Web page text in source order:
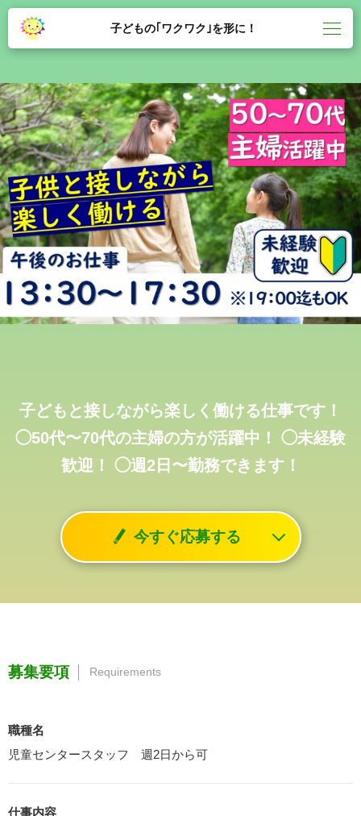
子どもの｢ワクワク｣を形に！
子どもと接しながら楽しく働ける仕事です！
◯50代〜70代の主婦の方が活躍中！
◯未経験
歓迎！
◯週2日〜勤務できます！
今すぐ応募する
募集要項 Requirements
職種名
児童センタースタッフ 週2日から可
仕事内容